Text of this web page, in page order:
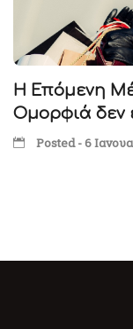
Η Επόμενη
Ομορφιά δεν
Posted - 6